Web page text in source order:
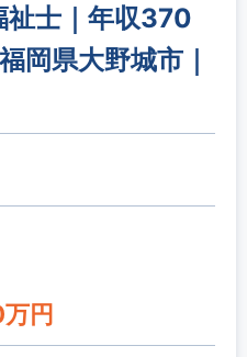
祉士｜年収370
岡県大野城市｜
万円